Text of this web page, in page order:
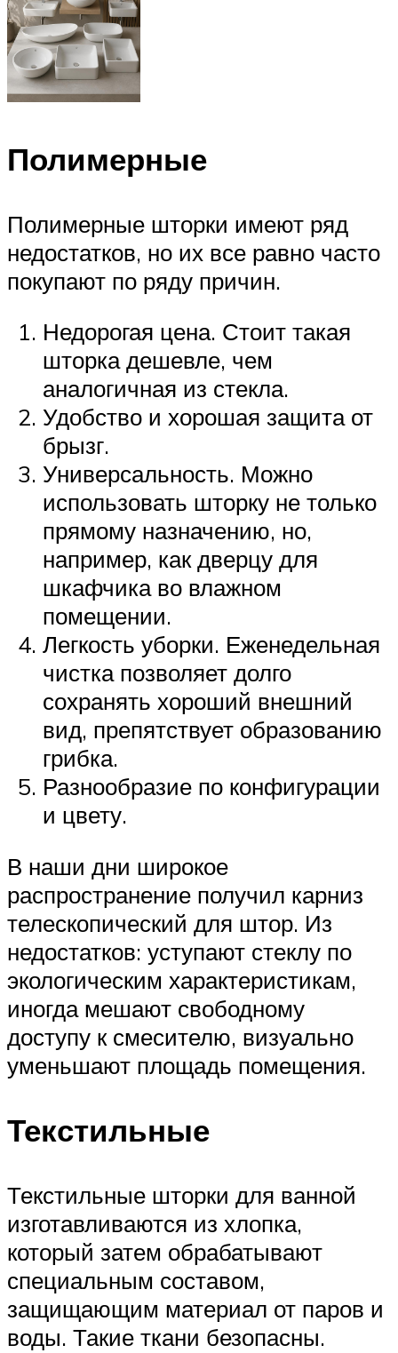
Полимерные
Полимерные шторки имеют ряд
недостатков, но их все равно часто
покупают по ряду причин.
Недорогая цена. Стоит такая
шторка дешевле, чем
аналогичная из стекла.
Удобство и хорошая защита от
брызг.
Универсальность. Можно
использовать шторку не только
прямому назначению, но,
например, как дверцу для
шкафчика во влажном
помещении.
Легкость уборки. Еженедельная
чистка позволяет долго
сохранять хороший внешний
вид, препятствует образованию
грибка.
Разнообразие по конфигурации
и цвету.
В наши дни широкое
распространение получил карниз
телескопический для штор. Из
недостатков: уступают стеклу по
экологическим характеристикам,
иногда мешают свободному
доступу к смесителю, визуально
уменьшают площадь помещения.
Текстильные
Текстильные шторки для ванной
изготавливаются из хлопка,
который затем обрабатывают
специальным составом,
защищающим материал от паров и
воды. Такие ткани безопасны.